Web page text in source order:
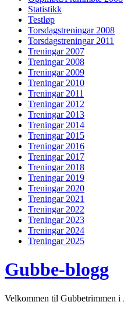
Statistikk
Testløp
Torsdagstreningar 2008
Torsdagstreningar 2011
Treningar 2007
Treningar 2008
Treningar 2009
Treningar 2010
Treningar 2011
Treningar 2012
Treningar 2013
Treningar 2014
Treningar 2015
Treningar 2016
Treningar 2017
Treningar 2018
Treningar 2019
Treningar 2020
Treningar 2021
Treningar 2022
Treningar 2023
Treningar 2024
Treningar 2025
Gubbe-blogg
Velkommen til Gubbetrimmen i